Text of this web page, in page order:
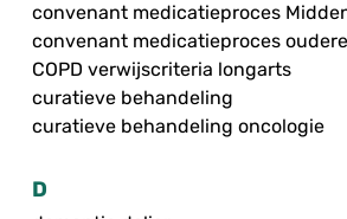
convenant medicatieproces
convenant medicatieproces
COPD verwijscriteria longarts
curatieve behandeling
curatieve behandeling oncologie
D